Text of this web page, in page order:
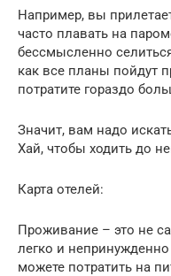
Например, вы
часто плавать на
бессмысленно
как все планы пойдут
потратите гораздо
Значит, вам надо
Хай, чтобы ходить до
Карта отелей:
Проживание – это не
легко и
можете потратить на